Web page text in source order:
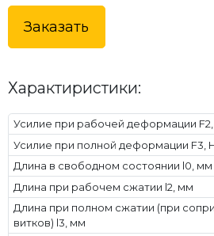
Заказать
Характиристики:
Усилие при рабочей деформации
Усилие при полной деформации F3,
Длина в свободном состоянии l0, мм
Длина при рабочем сжатии l2, мм
Длина при полном сжатии (при
витков) l3, мм